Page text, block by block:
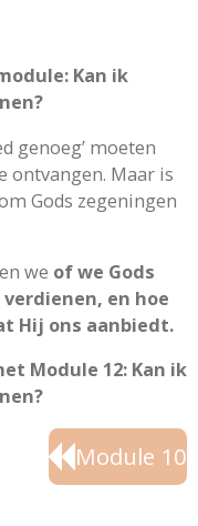
Kan ik
genoeg’ moeten
ontvangen. Maar is
Gods zegeningen
we of we Gods
en hoe
Hij ons aanbiedt.
Module 12: Kan ik
Module 10